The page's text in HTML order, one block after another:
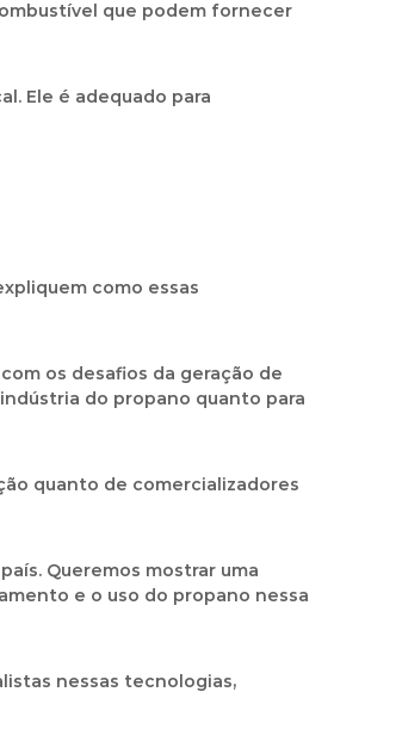
que podem fornecer
Ele é adequado para
como essas
os desafios da geração de
do propano quanto para
quanto de comercializadores
Queremos mostrar uma
e o uso do propano nessa
nessas tecnologias,